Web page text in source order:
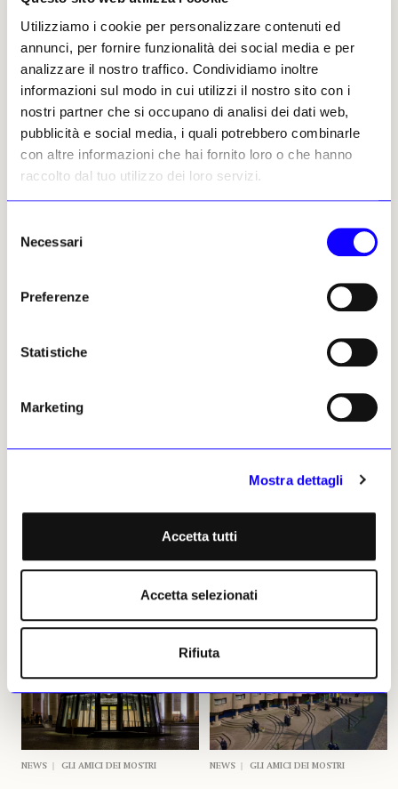
Utilizziamo i cookie per personalizzare contenuti ed
annunci, per fornire funzionalità dei social media e per
analizzare il nostro traffico. Condividiamo inoltre
informazioni sul modo in cui utilizzi il nostro sito con i
nostri partner che si occupano di analisi dei dati web,
pubblicità e social media, i quali potrebbero combinarle
con altre informazioni che hai fornito loro o che hanno
raccolto dal tuo utilizzo dei loro servizi.
delNecessari
Preferenze
Statistiche
Marketing
Mostra dettagli
Accetta tutti
Accetta selezionati
Rifiuta
ARTICOLI CORRELATI
Gli amici dei mostri
A Fukura sono in due botti di
Gaggero & Luccardini
23 ottobre 2024
Centro de Innovación in Cile
17 luglio 2024
La normalità è diventata
mostruosa: l’esempio degli
appartamenti a Tupelo Vue
Gaggero & Luccardini 26 giugno 2024
Altri articoli dell'autore
NEWS GLI AMICI DEI MOSTRI NEWS GLI AMICI DEI MOSTRI